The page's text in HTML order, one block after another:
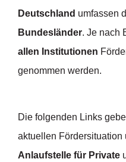
Deutschland umfassen
Bundesländer. Je nach
allen Institutionen
genommen werden.
Die folgenden Links
aktuellen Fördersituation
Anlaufstelle für Private